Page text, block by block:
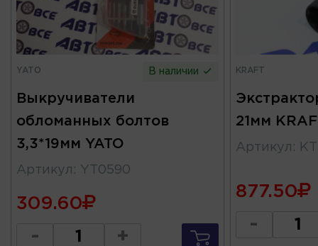
YATO В наличии
Выкручиватели
обломанных болтов
3,3*19мм YATO
Артикул : YT0590
309.60
- +
KRAFT
21мм
Артикул :
877.50
-